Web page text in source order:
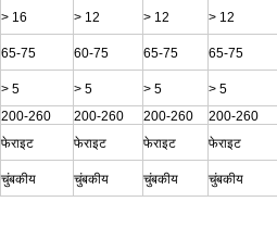
> 16 > 12 > 12 > 12
65-75 60-75 65-75 65-75
> 5 > 5 > 5 > 5
200-260 200-260 200-260 200-260
फेराइट फेराइट फेराइट फेराइट
चुंबकीय चुंबकीय चुंबकीय चुंबकीय